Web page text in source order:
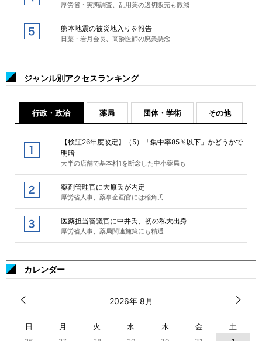
厚労省・実態調査、乱用薬の適切販売も微減
熊本地震の被災地入りを報告
日薬・岩月会長、高齢医師の廃業懸念
ジャンル別アクセスランキング
行政・政治 薬局 団体・学術 その他
【検証26年度改定】（5）「集中率85％以下」かどうかで
明暗
大半の店舗で基本料1を断念した中小薬局も
薬剤管理官に大原氏が内定
厚労省人事、薬事企画官には稲角氏
医薬担当審議官に中井氏、初の私大出身
厚労省人事、薬局関連施策にも精通
カレンダー
2026年 8月
日 月 火 水 木 金 土